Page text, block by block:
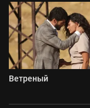
Ветреный